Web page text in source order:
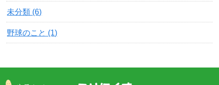
未分類 (6)
野球のこと (1)